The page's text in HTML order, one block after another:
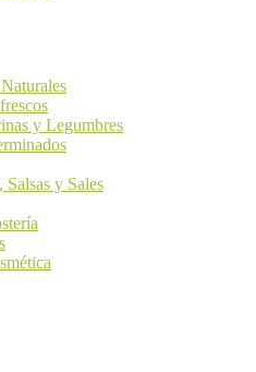
y Legumbres
y Sales